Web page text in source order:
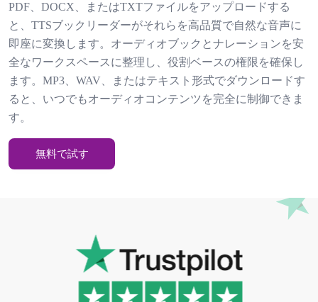
PDF、DOCX、またはTXTファイルをアップロードする
と、TTSブックリーダーがそれらを高品質で自然な音声に
即座に変換します。オーディオブックとナレーションを安
全なワークスペースに整理し、役割ベースの権限を確保し
ます。MP3、WAV、またはテキスト形式でダウンロードす
ると、いつでもオーディオコンテンツを完全に制御できま
す。
無料で試す